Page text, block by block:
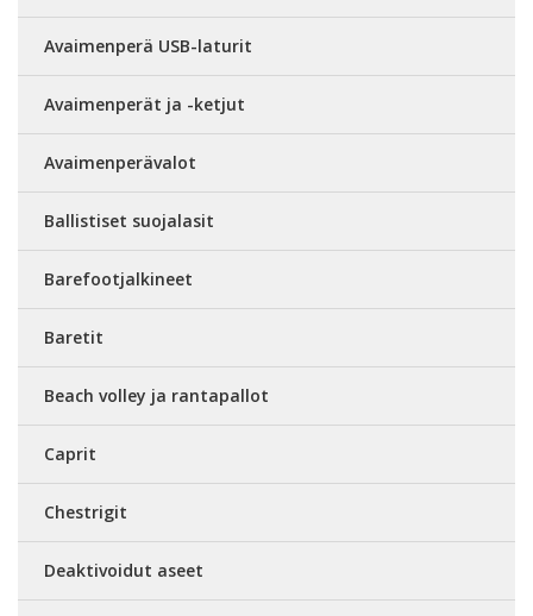
Avaimenperä USB-laturit
Avaimenperät ja -ketjut
Avaimenperävalot
Ballistiset suojalasit
Barefootjalkineet
Baretit
Beach volley ja rantapallot
Caprit
Chestrigit
Deaktivoidut aseet